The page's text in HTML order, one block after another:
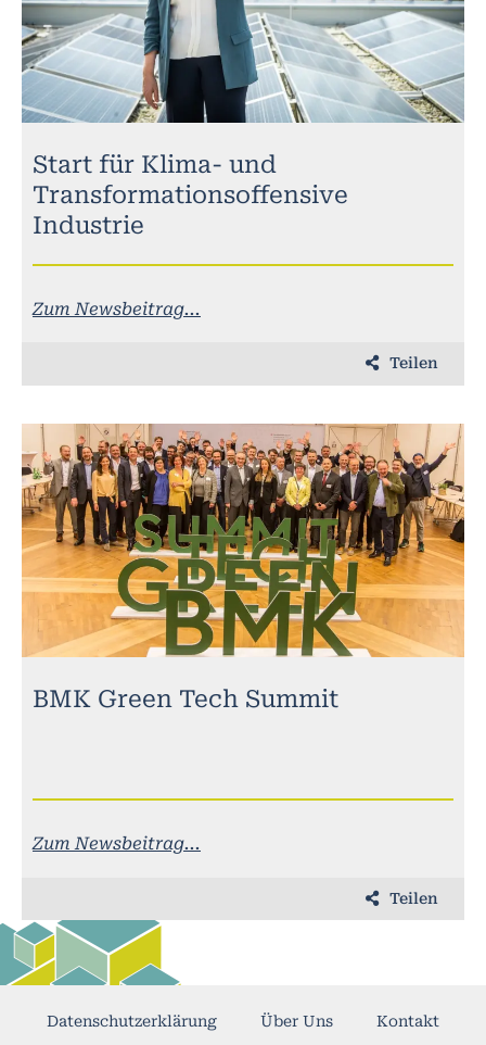
Start für Klima- und
Transformationsoffensive
Industrie
Zum Newsbeitrag...
Teilen
BMK Green Tech Summit
Zum Newsbeitrag...
Teilen
Datenschutzerklärung Über Uns Kontakt